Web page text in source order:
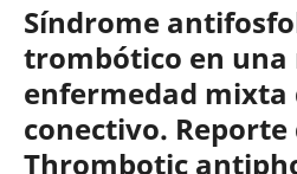
Síndrome
trombótico en una
enfermedad mixta
conectivo. Reporte
Thrombotic